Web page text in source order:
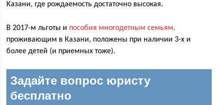
Казани, где рождаемость достаточно высокая.
В 2017-м льготы и пособия многодетным семьям,
проживающим в Казани, положены при наличии 3-х и
более детей (и приемных тоже).